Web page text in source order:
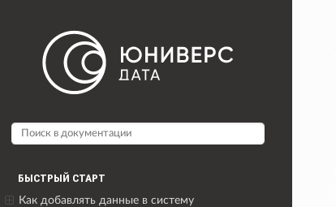
БЫСТРЫЙ СТАРТ
Как добавлять данные в систему